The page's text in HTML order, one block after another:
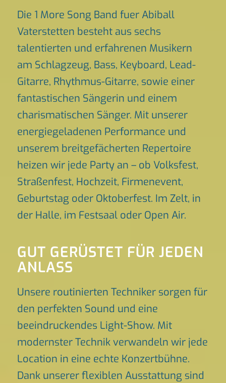
Die 1 More Song Band fuer Abiball
Vaterstetten besteht aus sechs
talentierten und erfahrenen Musikern
am Schlagzeug, Bass, Keyboard, Lead-
Gitarre, Rhythmus-Gitarre, sowie einer
fantastischen Sängerin und einem
charismatischen Sänger. Mit unserer
energiegeladenen Performance und
unserem breitgefächerten Repertoire
heizen wir jede Party an – ob Volksfest,
Straßenfest, Hochzeit, Firmenevent,
Geburtstag oder Oktoberfest. Im Zelt, in
der Halle, im Festsaal oder Open Air.
GUT GERÜSTET FÜR JEDEN
ANLASS
Unsere routinierten Techniker sorgen für
den perfekten Sound und eine
beeindruckendes Light-Show. Mit
modernster Technik verwandeln wir jede
Location in eine echte Konzertbühne.
Dank unserer flexiblen Ausstattung sind